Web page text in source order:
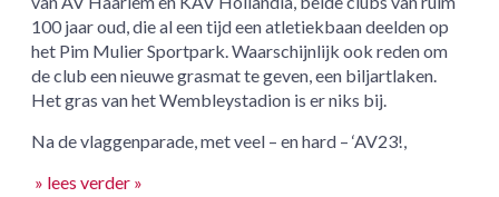
100 jaar oud, die al een tijd een atletiekbaan deelden op
het Pim Mulier Sportpark. Waarschijnlijk ook reden om
de club een nieuwe grasmat te geven, een biljartlaken.
Het gras van het Wembleystadion is er niks bij.
Na de vlaggenparade, met veel – en hard – ‘AV23!,
» lees verder »